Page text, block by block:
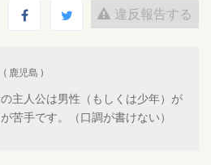
違反報告する
( 鹿児島 )
主人公は男性（もしくは少年）が
苦手です。（口調が書けない）